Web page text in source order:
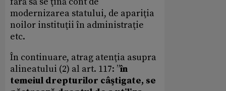
modernizarea statului, de apariţia
noilor instituţii în administraţie
etc.
În continuare, atrag atenţia asupra
alineatului (2) al art. 117: ”în
temeiul drepturilor câştigate, se